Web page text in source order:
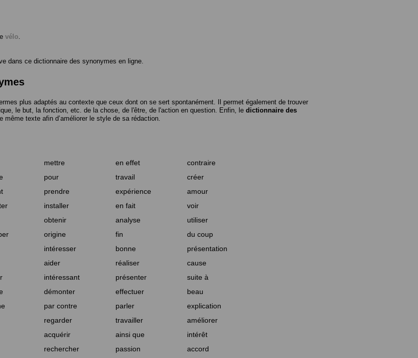
vélo
dans ce dictionnaire des synonymes en ligne.
plus adaptés au contexte que ceux dont on se sert spontanément. Il permet également de trouver
le but, la fonction, etc. de la chose, de l'être, de l'action en question. Enfin, le dictionnaire des
même texte afin d’améliorer le style de sa rédaction.
mettre en effet
contraire
pour travail
créer
prendre expérience
amour
installer en fait
voir
obtenir analyse
utiliser
origine fin
du coup
intéresser bonne
présentation
aider réaliser
cause
intéressant présenter
suite à
démonter effectuer
beau
par contre parler
explication
regarder travailler
améliorer
acquérir ainsi que
intérêt
rechercher passion accord